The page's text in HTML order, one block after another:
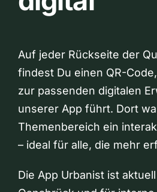
Auf jeder Rückseite der
findest Du einen QR-
zur passenden digitalen
unserer App führt. Dort
Themenbereich ein
– ideal für alle, die mehr
Die App Urbanist ist